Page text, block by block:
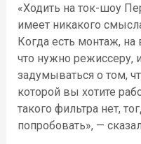
«Ходить на ток-шоу
имеет никакого
Когда есть монтаж, на
что нужно режиссеру,
задумываться о том,
которой вы хотите
такого фильтра нет,
попробовать», —